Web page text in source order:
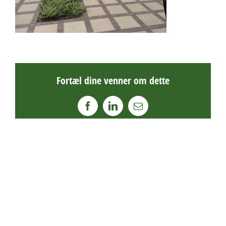
Fortæl dine venner om dette
FacebookLinkedIn
E-
mail